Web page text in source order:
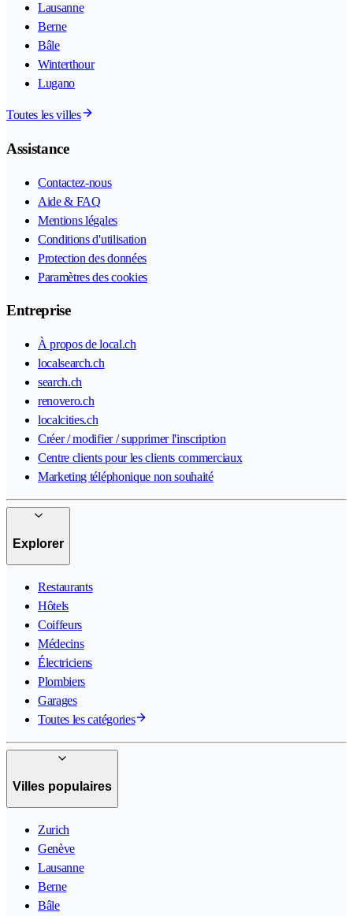
Lausanne
Berne
Bâle
Winterthour
Lugano
Toutes les villes
Assistance
Contactez-nous
Aide & FAQ
Mentions légales
Conditions d'utilisation
Protection des données
Paramètres des cookies
Entreprise
À propos de local.ch
localsearch.ch
search.ch
renovero.ch
localcities.ch
Créer / modifier / supprimer l'inscription
Centre clients pour les clients commerciaux
Marketing téléphonique non souhaité
Explorer
Restaurants
Hôtels
Coiffeurs
Médecins
Électriciens
Plombiers
Garages
Toutes les catégories
Villes populaires
Zurich
Genève
Lausanne
Berne
Bâle